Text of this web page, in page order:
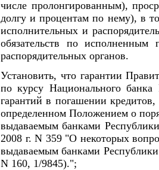
числе пролонгированным),
долгу и процентам по нему), в
исполнительных и
обязательств по исполненным
распорядительных органов.
Установить, что гарантии
по курсу Национального банка
гарантий в погашении
определенном Положением о
выдаваемым банками
2008 г. N 359 "О некоторых
выдаваемым банками
N 160, 1/9845).";